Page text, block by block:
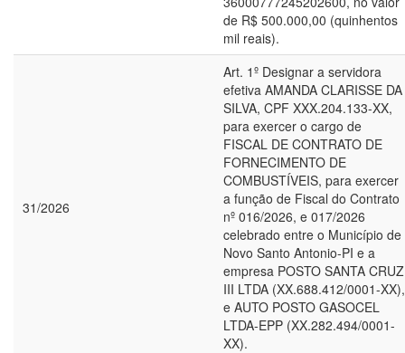
de R$ 500.000,00 (quinhentos
mil reais).
31/2026
Art. 1º Designar a servidora
efetiva AMANDA CLARISSE DA
SILVA, CPF XXX.204.133-XX,
para exercer o cargo de
FISCAL DE CONTRATO DE
FORNECIMENTO DE
COMBUSTÍVEIS, para exercer
a função de Fiscal do Contrato
nº 016/2026, e 017/2026
celebrado entre o Município de
Novo Santo Antonio-PI e a
empresa POSTO SANTA CRUZ
III LTDA (XX.688.412/0001-XX),
e AUTO POSTO GASOCEL
LTDA-EPP (XX.282.494/0001-
XX).